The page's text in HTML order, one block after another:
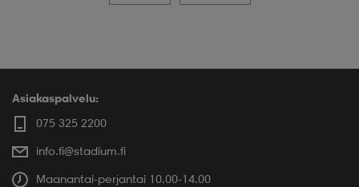
Asiakaspalvelu:
075 325 2200
info.fi@stadium.fi
Maanantai-perjantai 10.00-14.00